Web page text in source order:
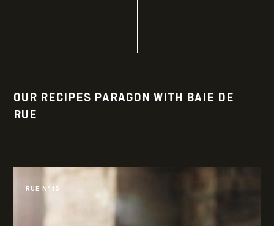
OUR RECIPES PARAGON WITH BAIE DE
RUE
RUE N°15